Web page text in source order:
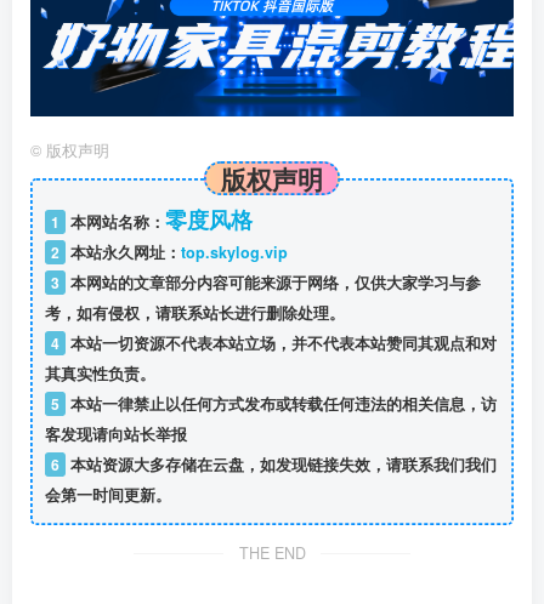
© 版权声明
版权声明
1 本网站名称： 零度风格
2 本站永久网址： top.skylog.vip
3 本网站的文章部分内容可能来源于网络，仅供大家学习与参
考，如有侵权，请联系站长进行删除处理。
4 本站一切资源不代表本站立场，并不代表本站赞同其观点和对
其真实性负责。
5 本站一律禁止以任何方式发布或转载任何违法的相关信息，访
客发现请向站长举报
6 本站资源大多存储在云盘，如发现链接失效，请联系我们我们
会第一时间更新。
THE END